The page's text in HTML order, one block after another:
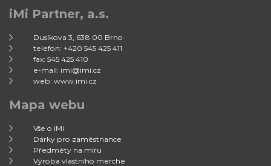
iMi Partner, a.s.
Dusíkova 3, 638 00 Brno
telefon: +420 545 425 411
fax: 545 425 410
e-mail: imi@imi.cz
web: www.imi.cz
Mapa webu
Vše o iMi
Dárky pro zaměstnance
Předměty na míru
Výroba vlastního merche